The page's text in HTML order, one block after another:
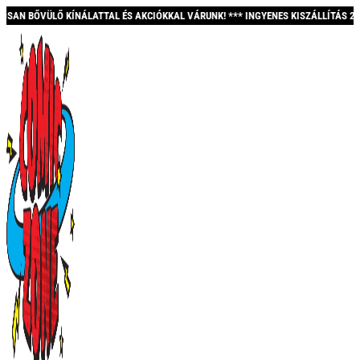
AKCIÓKKAL VÁRUNK! *** INGYENES KISZÁLLÍTÁS 20.000 FT FELETT! ***